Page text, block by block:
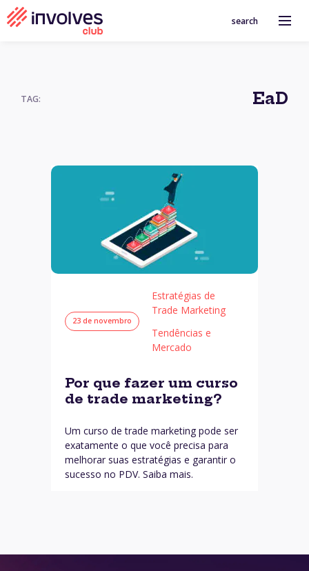
search
TAG: EaD
23 de novembro
Estratégias de
Trade Marketing
Tendências e
Mercado
Por que fazer um curso
de trade marketing?
Um curso de trade marketing pode ser
exatamente o que você precisa para
melhorar suas estratégias e garantir o
sucesso no PDV. Saiba mais.